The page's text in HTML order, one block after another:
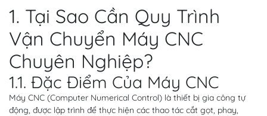
1. Tại Sao Cần Quy Trình
Vận Chuyển Máy CNC
Chuyên Nghiệp?
1.1. Đặc Điểm Của Máy CNC
Máy CNC (Computer Numerical Control) là thiết bị gia công tự
động, được lập trình để thực hiện các thao tác cắt gọt, phay,